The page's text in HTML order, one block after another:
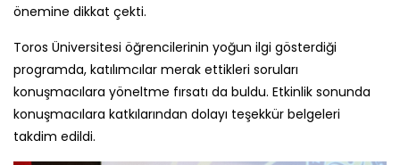
önemine dikkat çekti.
Toros Üniversitesi öğrencilerinin yoğun ilgi gösterdiği
programda, katılımcılar merak ettikleri soruları
konuşmacılara yöneltme fırsatı da buldu. Etkinlik sonunda
konuşmacılara katkılarından dolayı teşekkür belgeleri
takdim edildi.